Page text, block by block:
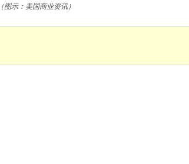
（图示：美国商业资讯）